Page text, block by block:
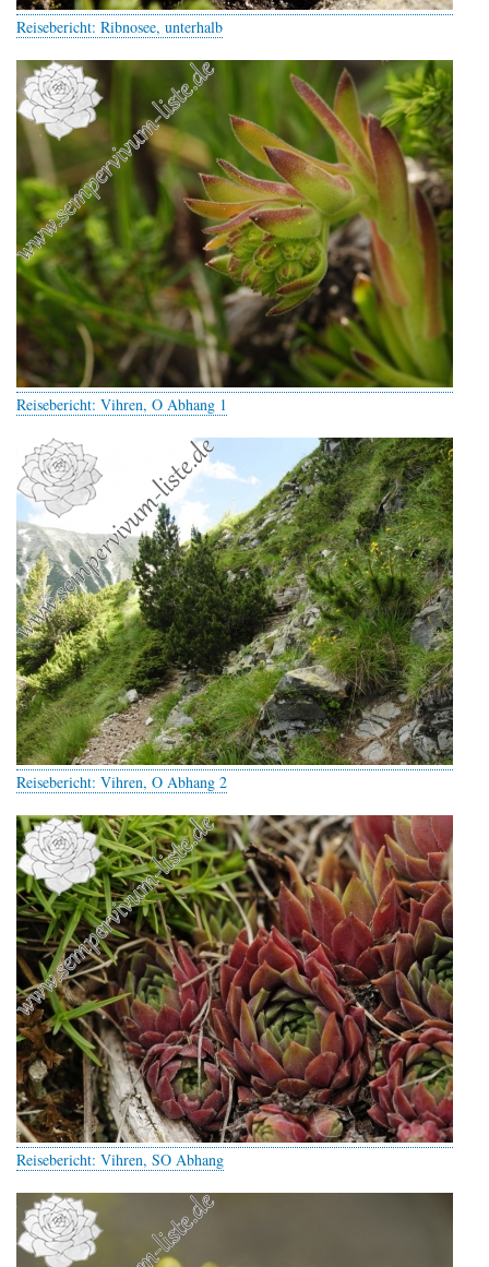
Reisebericht: Ribnosee, unterhalb
Reisebericht: Vihren, O Abhang 1
Reisebericht: Vihren, O Abhang 2
Reisebericht: Vihren, SO Abhang